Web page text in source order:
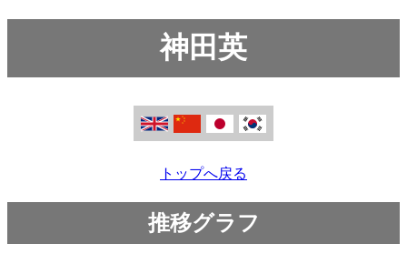
神田英
トップへ戻る
推移グラフ